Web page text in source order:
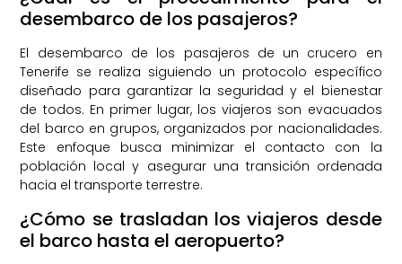
desembarco de los pasajeros?
El desembarco de los pasajeros de un crucero en
Tenerife se realiza siguiendo un protocolo específico
diseñado para garantizar la seguridad y el bienestar
de todos. En primer lugar, los viajeros son evacuados
del barco en grupos, organizados por nacionalidades.
Este enfoque busca minimizar el contacto con la
población local y asegurar una transición ordenada
hacia el transporte terrestre.
¿Cómo se trasladan los viajeros desde
el barco hasta el aeropuerto?